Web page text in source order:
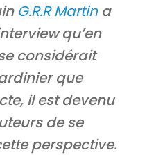
G.R.R Martina
qu’en
considérait
que
il est devenu
de se
perspective.